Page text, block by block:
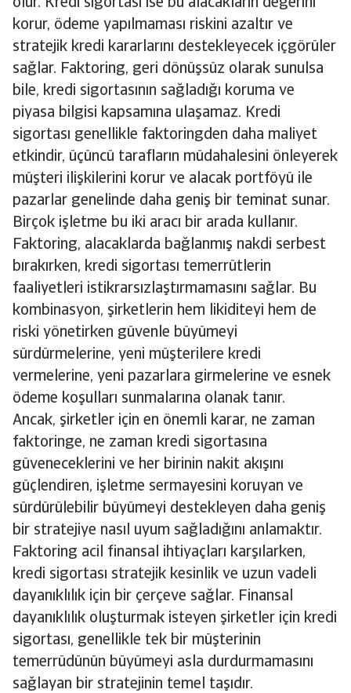
olur. Kredi sigortası ise bu alacakların değerini
korur, ödeme yapılmaması riskini azaltır ve
stratejik kredi kararlarını destekleyecek içgörüler
sağlar. Faktoring, geri dönüşsüz olarak sunulsa
bile, kredi sigortasının sağladığı koruma ve
piyasa bilgisi kapsamına ulaşamaz. Kredi
sigortası genellikle faktoringden daha maliyet
etkindir, üçüncü tarafların müdahalesini önleyerek
müşteri ilişkilerini korur ve alacak portföyü ile
pazarlar genelinde daha geniş bir teminat sunar.
Birçok işletme bu iki aracı bir arada kullanır.
Faktoring, alacaklarda bağlanmış nakdi serbest
bırakırken, kredi sigortası temerrütlerin
faaliyetleri istikrarsızlaştırmamasını sağlar. Bu
kombinasyon, şirketlerin hem likiditeyi hem de
riski yönetirken güvenle büyümeyi
sürdürmelerine, yeni müşterilere kredi
vermelerine, yeni pazarlara girmelerine ve esnek
ödeme koşulları sunmalarına olanak tanır.
Ancak, şirketler için en önemli karar, ne zaman
faktoringe, ne zaman kredi sigortasına
güveneceklerini ve her birinin nakit akışını
güçlendiren, işletme sermayesini koruyan ve
sürdürülebilir büyümeyi destekleyen daha geniş
bir stratejiye nasıl uyum sağladığını anlamaktır.
Faktoring acil finansal ihtiyaçları karşılarken,
kredi sigortası stratejik kesinlik ve uzun vadeli
dayanıklılık için bir çerçeve sağlar. Finansal
dayanıklılık oluşturmak isteyen şirketler için kredi
sigortası, genellikle tek bir müşterinin
temerrüdünün büyümeyi asla durdurmamasını
sağlayan bir stratejinin temel taşıdır.